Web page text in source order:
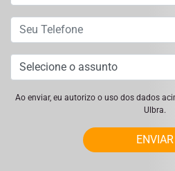
Ao enviar, eu autorizo o uso dos dados
Ulbra.
ENVIAR